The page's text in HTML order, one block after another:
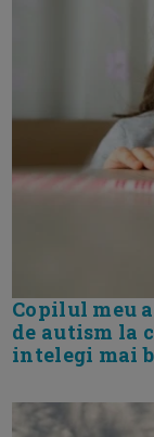
Copilul meu
de autism la
intelegi mai